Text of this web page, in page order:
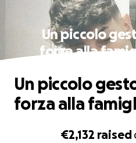
Un piccolo
forza alla
€2,132 raised
Un piccolo
forza alla